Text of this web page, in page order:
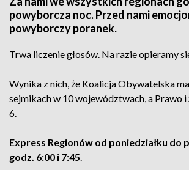
powyborcza noc. Przed nami
powyborczy poranek.
Trwa liczenie głosów. Na razie opieramy
Wynika z nich, że Koalicja Obywatelska
sejmikach w 10 województwach, a Prawo
6.
Express Regionów od poniedziałku do
godz. 6:00 i 7:45.